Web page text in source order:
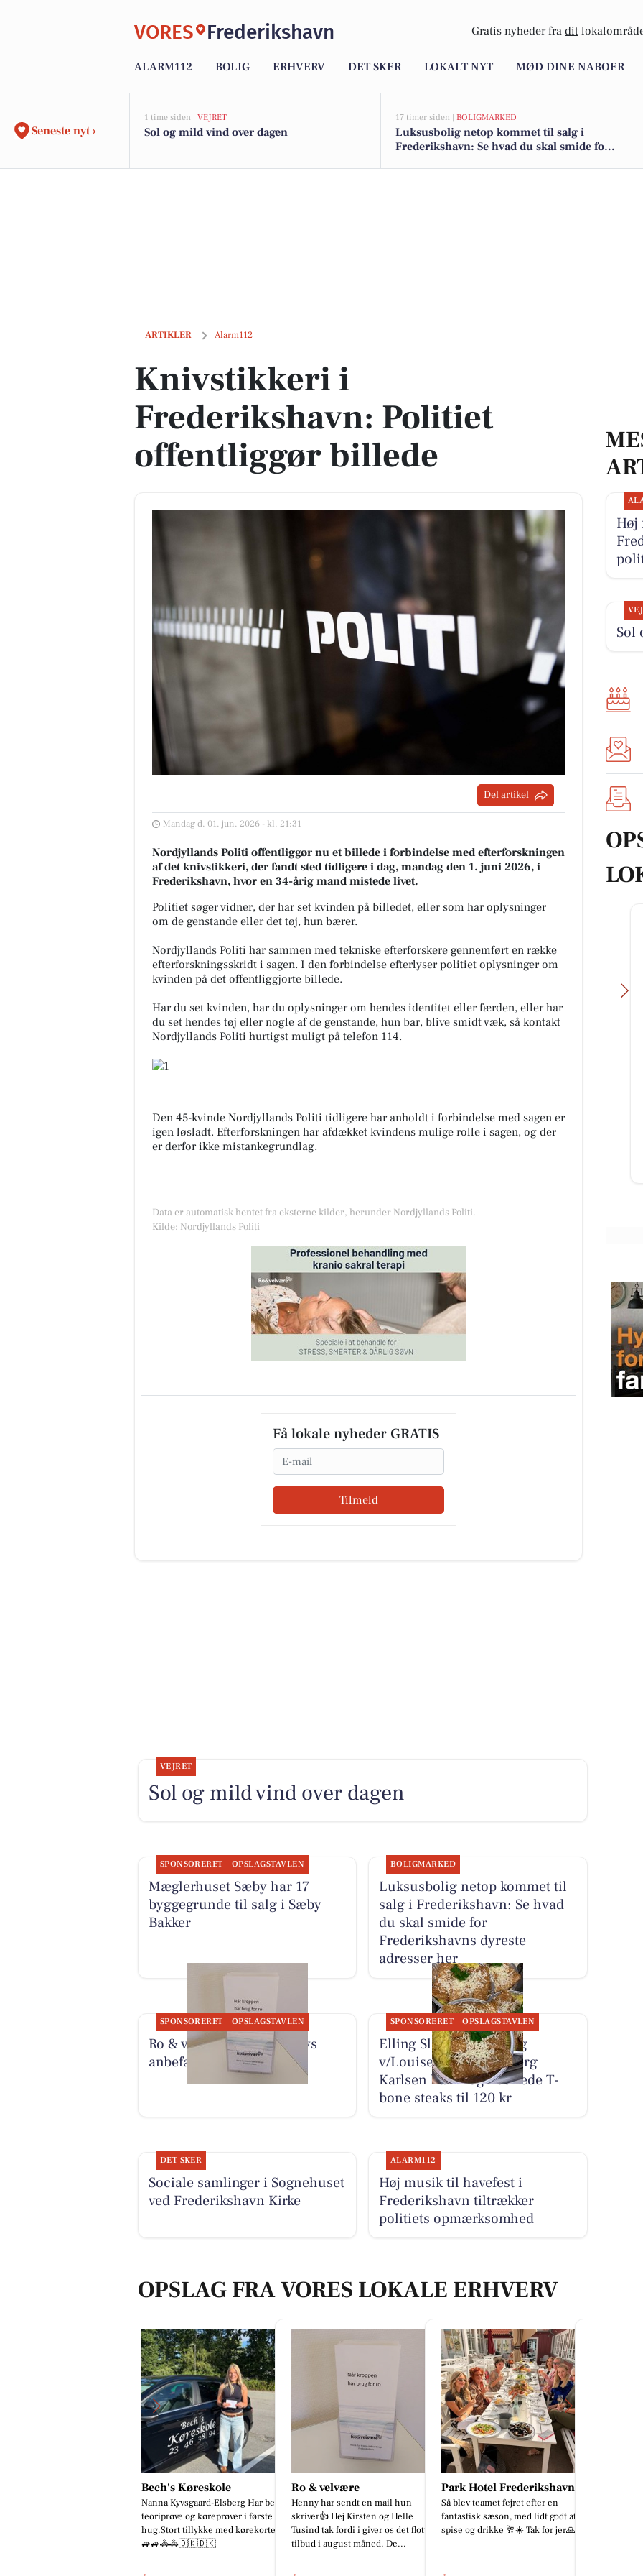
VORES Frederikshavn Gratis nyheder fra dit
ALARM112 BOLIG ERHVERV DET SKER LOKALT NYT MØD DINE NABOER
Seneste nyt ›
1 time siden | VEJRET
Sol og mild vind over dagen
17 timer siden | BOLIGMARKED
Luksusbolig netop kommet til salg i
Frederikshavn: Se hvad du skal smide for
ARTIKLER Alarm112
Knivstikkeri i Frederikshavn: Politiet offentliggør billede
Knivstikkeri i
Frederikshavn: Politiet
offentliggør billede
Del artikel
Mandag d. 01. jun. 2026 - kl. 21:31
Nordjyllands Politi offentliggør nu et billede i forbindelse med efterforskningen
af det knivstikkeri, der fandt sted tidligere i dag, mandag den 1. juni 2026, i
Frederikshavn, hvor en 34-årig mand mistede livet.
Politiet søger vidner, der har set kvinden på billedet, eller som har oplysninger
om de genstande eller det tøj, hun bærer.
Nordjyllands Politi har sammen med tekniske efterforskere gennemført en række
efterforskningsskridt i sagen. I den forbindelse efterlyser politiet oplysninger om
kvinden på det offentliggjorte billede.
Har du set kvinden, har du oplysninger om hendes identitet eller færden, eller har
du set hendes tøj eller nogle af de genstande, hun bar, blive smidt væk, så kontakt
Nordjyllands Politi hurtigst muligt på telefon 114.
Den 45-kvinde Nordjyllands Politi tidligere har anholdt i forbindelse med sagen er
igen løsladt. Efterforskningen har afdækket kvindens mulige rolle i sagen, og der
er derfor ikke mistankegrundlag.
Data er automatisk hentet fra eksterne kilder, herunder Nordjyllands Politi.
Kilde: Nordjyllands Politi
Få lokale nyheder GRATIS
Email
Tilmeld
Høj
Sol
Skal du gøre weekenden ekstra
lækker🤩😋 så har vi stadig lidt af
vores super flotte krogmodnede T-
hug.Stort tillykke med kørekortet
🚙🚙🚓🚓🇩🇰🇩🇰
VEJRET
Sol og mild vind over dagen
SPONSORERET OPSLAGSTAVLEN
Mæglerhuset Sæby har 17
byggegrunde til salg i Sæby
Bakker
BOLIGMARKED
Luksusbolig netop kommet til
salg i Frederikshavn: Se hvad
du skal smide for
Frederikshavns dyreste
adresser her
SPONSORERET OPSLAGSTAVLEN
Ro & velvære deler Hennys
anbefaling af behandling
SPONSORERET OPSLAGSTAVLEN
Elling Slagterforretning
v/Louise le Fevre Sjøberg
Karlsen har krogmodnede T-
bone steaks til 120 kr
DET SKER
Sociale samlinger i Sognehuset
ved Frederikshavn Kirke
ALARM112
Høj musik til havefest i
Frederikshavn tiltrækker
politiets opmærksomhed
OPSLAG FRA VORES LOKALE ERHVERV
Ro & velvære
Henny har sendt en mail hun
skriver👍 Hej Kirsten og Helle
Tusind tak fordi i giver os det flotte
tilbud i august måned. De...
Park Hotel Frederikshavn
Så blev teamet fejret efter en
fantastisk sæson, med lidt godt at
spise og drikke 🥂☀️ Tak for jer🙏🥰
Mæglerhuset Sæby
5 GODE GRUNDE TIL AT KIGGE
NÆRMERE PÅ TERNEVEJ 9 🤩 ✔️
Indflytningsklar villa i hjertet af